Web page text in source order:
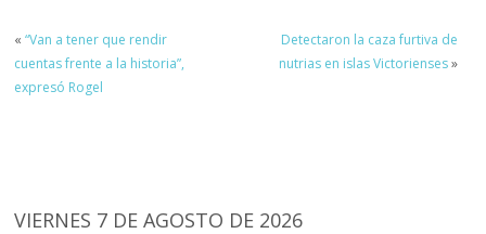
«“Van a tener que rendir
cuentas frente a la historia”,
expresó Rogel
Detectaron la caza furtiva de
nutrias en islas Victorienses»
VIERNES 7 DE AGOSTO DE 2026